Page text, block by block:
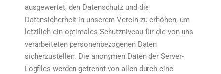
ausgewertet, den Datenschutz und die
Datensicherheit in unserem Verein zu erhöhen, um
letztlich ein optimales Schutzniveau für die von uns
verarbeiteten personenbezogenen Daten
sicherzustellen. Die anonymen Daten der Server-
Logfiles werden getrennt von allen durch eine